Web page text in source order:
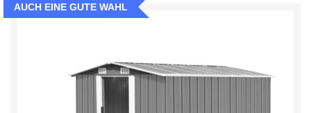
AUCH EINE GUTE WAHL